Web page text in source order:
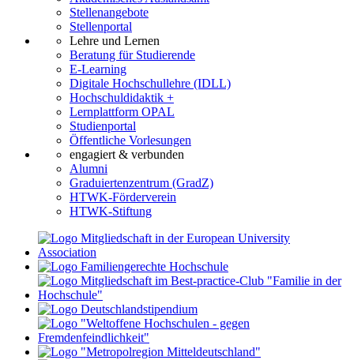
Stellenangebote
Stellenportal
Lehre und Lernen
Beratung für Studierende
E-Learning
Digitale Hochschullehre (IDLL)
Hochschuldidaktik +
Lernplattform OPAL
Studienportal
Öffentliche Vorlesungen
engagiert & verbunden
Alumni
Graduiertenzentrum (GradZ)
HTWK-Förderverein
HTWK-Stiftung